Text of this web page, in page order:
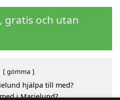
gratis och utan
gömma
hjälpa till med?
i Marielund?